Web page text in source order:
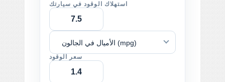
استهلاك الوقود في سيارتك
الأميال في الجالون (mpg)
سعر الوقود